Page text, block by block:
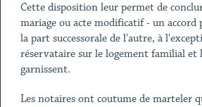
Cette disposition leur permet de
mariage ou acte modificatif - un
la part successorale de l'autre, à
réservataire sur le logement familial et
garnissent.
Les notaires ont coutume de marteler